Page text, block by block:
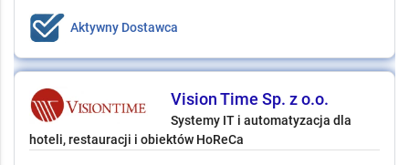
Aktywny Dostawca
Vision Time Sp. z o.o.
Systemy IT i automatyzacja dla
hoteli, restauracji i obiektów HoReCa